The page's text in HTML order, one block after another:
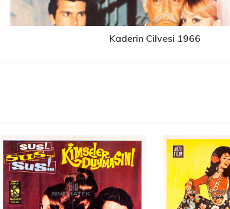
Kaderin Cilvesi 1966